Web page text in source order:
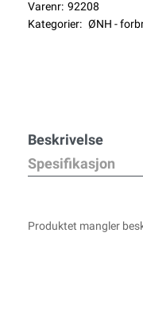
Varenr: 92208
Kategorier: ØNH -
Beskrivelse
Spesifikasjon
Produktet mangler